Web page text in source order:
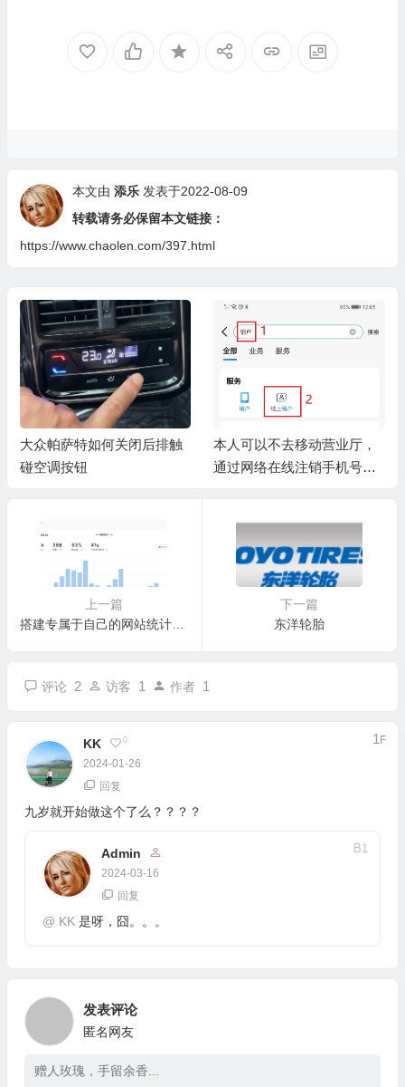
本文由 添乐 发表于2022-08-09
转载请务必保留本文链接：
https://www.chaolen.com/397.html
本人可以不去移动营业厅，
通过网络在线注销手机号码
难道没有一首写夫妻离婚的
歌曲吗？我用AI创建了一首
上一篇
搭建专属于自己的网站统计系统：umami
下一篇
东洋轮胎
评论 2 访客 1 作者 1
KK 0
2024-01-26
1 F
回复
九岁就开始做这个了么？？？？
Admin
2024-03-16
B1
回复
@ KK 是呀，囧。。。
发表评论
匿名网友